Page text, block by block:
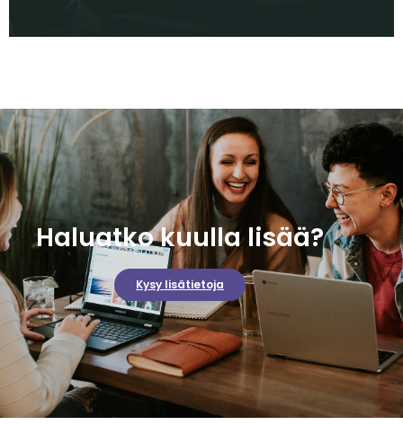
Haluatko kuulla lisää?
Kysy lisätietoja